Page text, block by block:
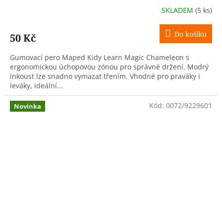
SKLADEM (5 ks)
50 Kč Do košíku
Gumovací pero Maped Kidy Learn Magic Chameleon s
ergonomickou úchopovou zónou pro správné držení. Modrý
inkoust lze snadno vymazat třením. Vhodné pro praváky i
leváky, ideální...
Novinka Kód: 0072/9229601